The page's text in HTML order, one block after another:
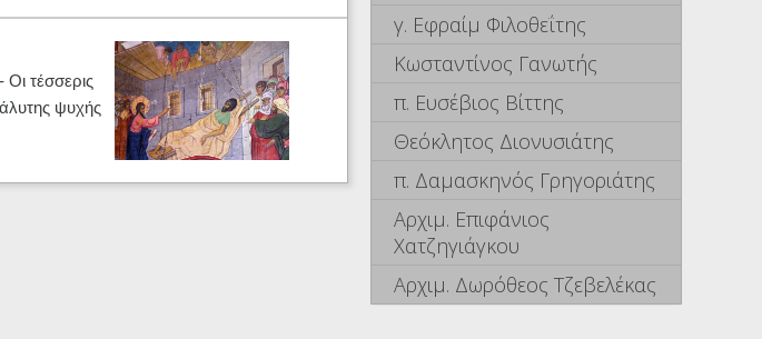
τέσσερις
ψυχής
γ. Εφραίμ Φιλοθεΐτης
Κωσταντίνος Γανωτής
π. Ευσέβιος Βίττης
Θεόκλητος Διονυσιάτης
π. Δαμασκηνός Γρηγοριάτης
Αρχιμ. Επιφάνιος
Χατζηγιάγκου
Αρχιμ. Δωρόθεος Τζεβελέκας